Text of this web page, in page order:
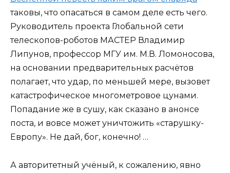
таковы, что опасаться в самом деле есть чего.
Руководитель проекта Глобальной сети
телескопов-роботов МАСТЕР Владимир
Липунов, профессор МГУ им. М.В. Ломоносова,
на основании предварительных расчётов
полагает, что удар, по меньшей мере, вызовет
катастрофическое многометровое цунами.
Попадание же в сушу, как сказано в анонсе
поста, и вовсе может уничтожить «старушку-
Европу». Не дай, бог, конечно! …
А авторитетный учёный, к сожалению, явно